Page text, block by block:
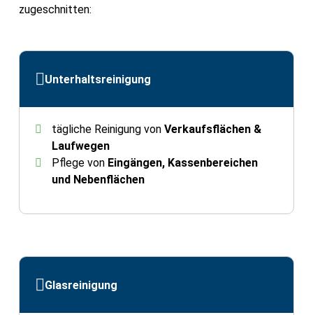
zugeschnitten:
Unterhaltsreinigung
tägliche Reinigung von Verkaufsflächen &
Laufwegen
Pflege von Eingängen, Kassenbereichen
und Nebenflächen
Glasreinigung